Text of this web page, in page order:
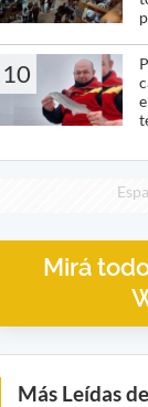
10
Mirá
Más Leídas